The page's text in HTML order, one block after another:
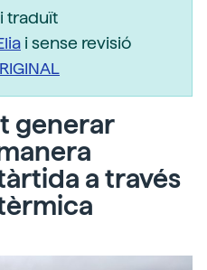
traduït
i sense revisió
generar
a través